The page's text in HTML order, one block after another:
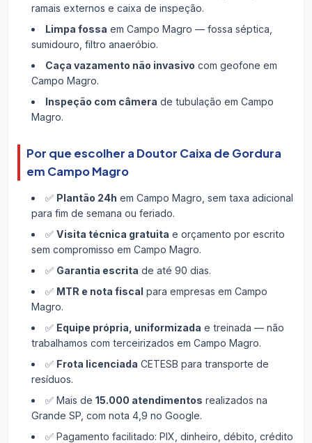
ramais externos e caixa de inspeção.
Limpa fossa em Campo Magro — fossa séptica,
sumidouro, filtro anaeróbio.
Caça vazamento não invasivo com geofone em
Campo Magro.
Inspeção com câmera de tubulação em Campo
Magro.
Por que escolher a Doutor Caixa de Gordura
em Campo Magro
✅ Plantão 24h em Campo Magro, sem taxa adicional
para fim de semana ou feriado.
✅ Visita técnica gratuita e orçamento por escrito
sem compromisso em Campo Magro.
✅ Garantia escrita de até 90 dias.
✅ MTR e nota fiscal para empresas em Campo
Magro.
✅ Equipe própria, uniformizada e treinada — não
trabalhamos com terceirizados em Campo Magro.
✅ Frota licenciada CETESB para transporte de
resíduos.
✅ Mais de 15.000 atendimentos realizados na
Grande SP, com nota 4,9 no Google.
✅ Pagamento facilitado: PIX, dinheiro, débito, crédito